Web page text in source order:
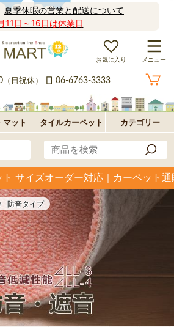
夏季休暇の営業と配送について
11日～16日は休業日
お気に入り メニュー
（日祝休） 06-6763-3333
マット タイルカーペット カテゴリー
ペ
ッ
ト・
絨
グ
フ
ロ
ア・
玄
パ
ネ
ル
オ
プ
サイズオーダー対応｜カーペット
防音タイプ